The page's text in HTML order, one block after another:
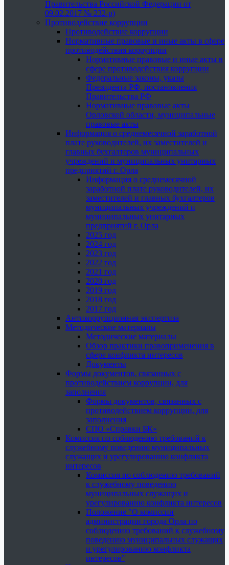
Правительства Российской Федерации от
09.02.2017 № 232-р)
Противодействие коррупции
Противодействие коррупции
Нормативные правовые и иные акты в сфере
противодействия коррупции
Нормативные правовые и иные акты в
сфере противодействия коррупции
Федеральные законы, указы
Президента РФ, постановления
Правительства РФ
Нормативные правовые акты
Орловской области, муниципальные
правовые акты
Информация о среднемесячной заработной
плате руководителей, их заместителей и
главных бухгалтеров муниципальных
учреждений и муниципальных унитарных
предприятий г. Орла
Информация о среднемесячной
заработной плате руководителей, их
заместителей и главных бухгалтеров
муниципальных учреждений и
муниципальных унитарных
предприятий г. Орла
2025 год
2024 год
2023 год
2022 год
2021 год
2020 год
2019 год
2018 год
2017 год
Антикоррупционная экспертиза
Методические материалы
Методические материалы
Обзор практики правоприменения в
сфере конфликта интересов
Документы
Формы документов, связанных с
противодействием коррупции, для
заполнения
Формы документов, связанных с
противодействием коррупции, для
заполнения
СПО «Справки БК»
Комиссия по соблюдению требований к
служебному поведению муниципальных
служащих и урегулированию конфликта
интересов
Комиссия по соблюдению требований
к служебному поведению
муниципальных служащих и
урегулированию конфликта интересов
Положение "О комиссии
администрации города Орла по
соблюдению требований к служебному
поведению муниципальных служащих
и урегулированию конфликта
интересов"